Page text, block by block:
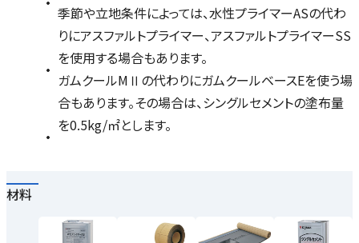
季節や立地条件によっては、水性プライマーASの代わ
りにアスファルトプライマー、アスファルトプライマーSS
を使用する場合もあります。
ガムクールMⅡの代わりにガムクールベースEを使う場
合もあります。その場合は、シングルセメントの塗布量
を0.5kg/㎡とします。
材料